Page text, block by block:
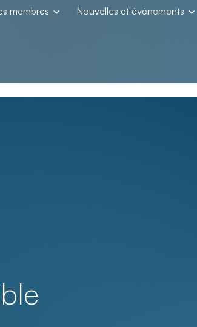
membres Nouvelles et événements